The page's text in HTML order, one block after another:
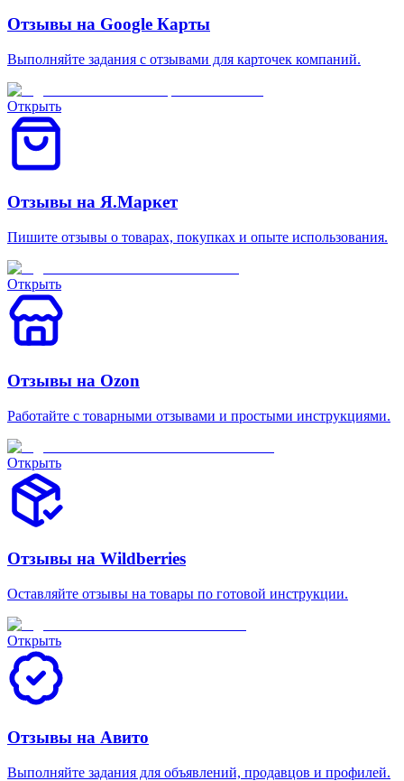
Отзывы на Google Карты
Выполняйте задания с отзывами для карточек компаний.
Открыть
Отзывы на Я.Маркет
Пишите отзывы о товарах, покупках и опыте использования.
Открыть
Отзывы на Ozon
Работайте с товарными отзывами и простыми инструкциями.
Открыть
Отзывы на Wildberries
Оставляйте отзывы на товары по готовой инструкции.
Открыть
Отзывы на Авито
Выполняйте задания для объявлений, продавцов и профилей.